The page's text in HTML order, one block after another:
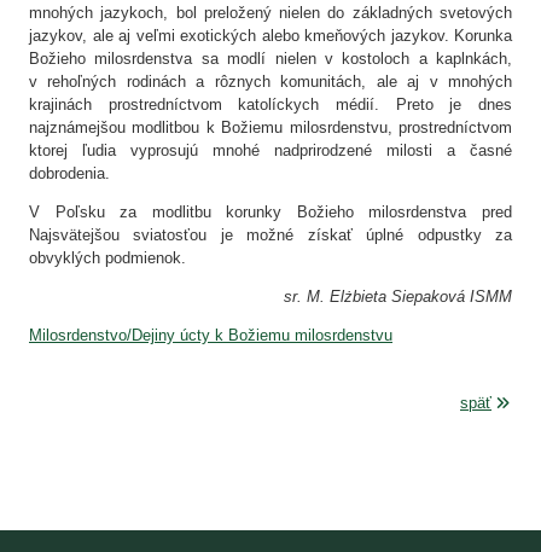
mnohých jazykoch, bol preložený nielen do základných svetových
jazykov, ale aj veľmi exotických alebo kmeňových jazykov. Korunka
Božieho milosrdenstva sa modlí nielen v kostoloch a kaplnkách,
v rehoľných rodinách a rôznych komunitách, ale aj v mnohých
krajinách prostredníctvom katolíckych médií. Preto je dnes
najznámejšou modlitbou k Božiemu milosrdenstvu, prostredníctvom
ktorej ľudia vyprosujú mnohé nadprirodzené milosti a časné
dobrodenia.
V Poľsku za modlitbu korunky Božieho milosrdenstva pred
Najsvätejšou sviatosťou je možné získať úplné odpustky za
obvyklých podmienok.
sr. M. Elżbieta Siepaková ISMM
Milosrdenstvo/Dejiny úcty k Božiemu milosrdenstvu
späť